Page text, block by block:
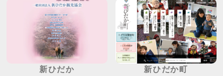
新ひだか
新ひだか町